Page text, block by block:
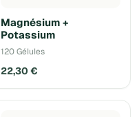
Magnésium +
Potassium
120 Gélules
22,30 €